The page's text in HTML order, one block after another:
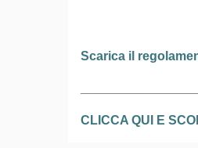
Scarica il
CLICCA QUI E